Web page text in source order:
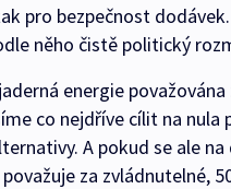
pro bezpečnost
něho čistě politický
energie
co nejdříve cílit na nula
A pokud se ale
za zvládnutelné,